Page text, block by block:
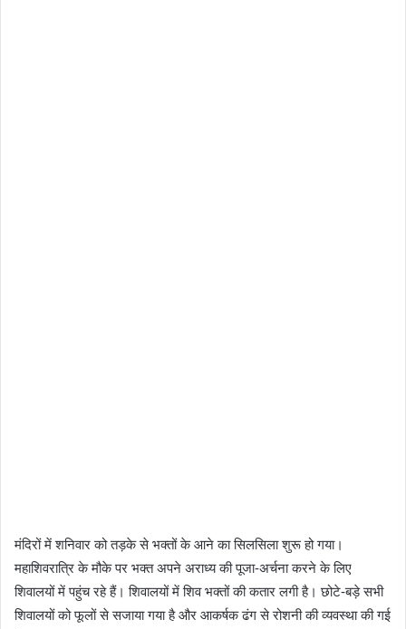
मंदिरों में शनिवार को तड़के से भक्तों के आने का सिलसिला शुरू हो गया।
महाशिवरात्रि के मौके पर भक्त अपने अराध्य की पूजा-अर्चना करने के लिए
शिवालयों में पहुंच रहे हैं। शिवालयों में शिव भक्तों की कतार लगी है। छोटे-बड़े सभी
शिवालयों को फूलों से सजाया गया है और आकर्षक ढंग से रोशनी की व्यवस्था की गई